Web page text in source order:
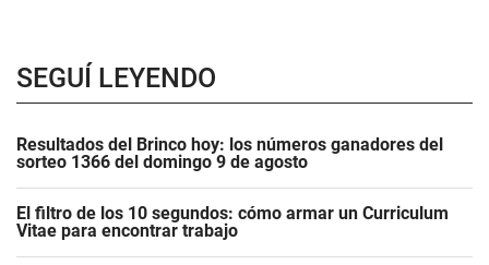
SEGUÍ LEYENDO
Resultados del Brinco hoy: los números ganadores del
sorteo 1366 del domingo 9 de agosto
El filtro de los 10 segundos: cómo armar un Curriculum
Vitae para encontrar trabajo